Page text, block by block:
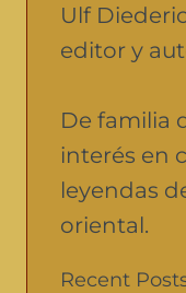
Ulf
editor y
De familia
interés en
leyendas
oriental.
Recent